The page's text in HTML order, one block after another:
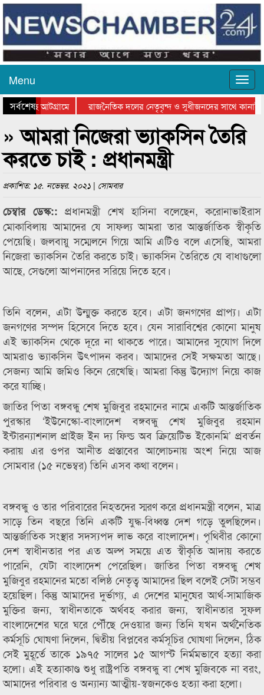
Menu
সর্বশেষ
হচ্ছে আটগ্রামে
রাজনৈতিক দলের নেতৃবৃন্দ ও সুধীজনদের সাথে
সিলেটে বাংলাদেশ গ্রুপ থিয়েটার ফেডারেশানের
» আমরা নিজেরা ভ্যাকসিন তৈরি
করতে চাই : প্রধানমন্ত্রী
প্রকাশিত: ১৫. নভেম্বর. ২০২১ | সোমবার
চেম্বার ডেস্ক:: প্রধানমন্ত্রী শেখ হাসিনা বলেছেন, করোনাভাইরাস
মোকাবিলায় আমাদের যে সাফল্য আমরা তার আন্তর্জাতিক স্বীকৃতি
পেয়েছি। জলবায়ু সম্মেলনে গিয়ে আমি এটিও বলে এসেছি, আমরা
নিজেরা ভ্যাকসিন তৈরি করতে চাই। ভ্যাকসিন তৈরিতে যে বাধাগুলো
আছে, সেগুলো আপনাদের সরিয়ে দিতে হবে।
তিনি বলেন, এটা উন্মুক্ত করতে হবে। এটা জনগণের প্রাপ্য। এটা
জনগণের সম্পদ হিসেবে দিতে হবে। যেন সারাবিশ্বের কোনো মানুষ
এই ভ্যাকসিন থেকে দূরে না থাকতে পারে। আমাদের সুযোগ দিলে
আমরাও ভ্যাকসিন উৎপাদন করব। আমাদের সেই সক্ষমতা আছে।
সেজন্য আমি জমিও কিনে রেখেছি। আমরা কিন্তু উদ্যোগ নিয়ে কাজ
করে যাচ্ছি।
জাতির পিতা বঙ্গবন্ধু শেখ মুজিবুর রহমানের নামে একটি আন্তর্জাতিক
পুরস্কার ‘ইউনেস্কো-বাংলাদেশ বঙ্গবন্ধু শেখ মুজিবুর রহমান
ইন্টারন্যাশনাল প্রাইজ ইন দ্য ফিল্ড অব ক্রিয়েটিভ ইকোনমি’ প্রবর্তন
করায় এর ওপর আনীত প্রস্তাবের আলোচনায় অংশ নিয়ে আজ
সোমবার (১৫ নভেম্বর) তিনি এসব কথা বলেন।
বঙ্গবন্ধু ও তার পরিবারের নিহতদের স্মরণ করে প্রধানমন্ত্রী বলেন, মাত্র
সাড়ে তিন বছরে তিনি একটি যুদ্ধ-বিধ্বস্ত দেশ গড়ে তুলছিলেন।
আন্তর্জাতিক সংস্থার সদস্যপদ লাভ করে বাংলাদেশ। পৃথিবীর কোনো
দেশ স্বাধীনতার পর এত অল্প সময়ে এত স্বীকৃতি আদায় করতে
পারেনি, যেটা বাংলাদেশ পেরেছিল। জাতির পিতা বঙ্গবন্ধু শেখ
মুজিবুর রহমানের মতো বলিষ্ঠ নেতৃত্ব আমাদের ছিল বলেই সেটা সম্ভব
হয়েছিল। কিন্তু আমাদের দুর্ভাগ্য, এ দেশের মানুষের আর্থ-সামাজিক
মুক্তির জন্য, স্বাধীনতাকে অর্থবহ করার জন্য, স্বাধীনতার সুফল
বাংলাদেশের ঘরে ঘরে পৌঁছে দেওয়ার জন্য তিনি যখন অর্থনৈতিক
কর্মসূচি ঘোষণা দিলেন, দ্বিতীয় বিপ্লবের কর্মসূচির ঘোষণা দিলেন, ঠিক
সেই মুহূর্তে তাকে ১৯৭৫ সালের ১৫ আগস্ট নির্মমভাবে হত্যা করা
হলো। এই হত্যাকাণ্ড শুধু রাষ্ট্রপতি বঙ্গবন্ধু বা শেখ মুজিবকে না বরং,
আমাদের পরিবার ও অন্যান্য আত্মীয়-স্বজনকেও হত্যা করা হলো।